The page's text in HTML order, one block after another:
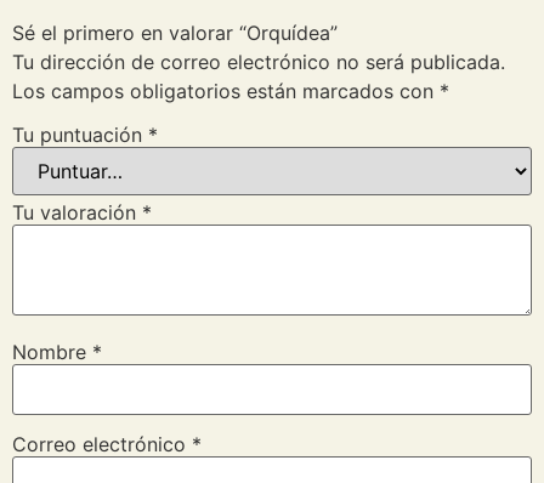
Sé el primero en valorar “Orquídea”
Tu dirección de correo electrónico no será publicada.
Los campos obligatorios están marcados con *
Tu puntuación *
Tu valoración *
Nombre *
Correo electrónico *